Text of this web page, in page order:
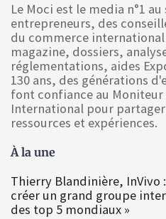
Le Moci est le media n°1
entrepreneurs, des
du commerce
magazine, dossiers,
réglementations, aides
130 ans, des générations
font confiance au
International pour
ressources et expériences.
À la une
Thierry Blandinière, InVivo
créer un grand groupe
des top 5 mondiaux »